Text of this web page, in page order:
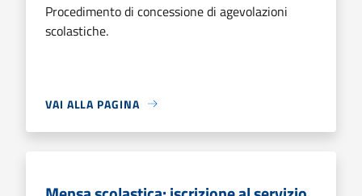
Procedimento di concessione di agevolazioni
scolastiche.
VAI ALLA PAGINA